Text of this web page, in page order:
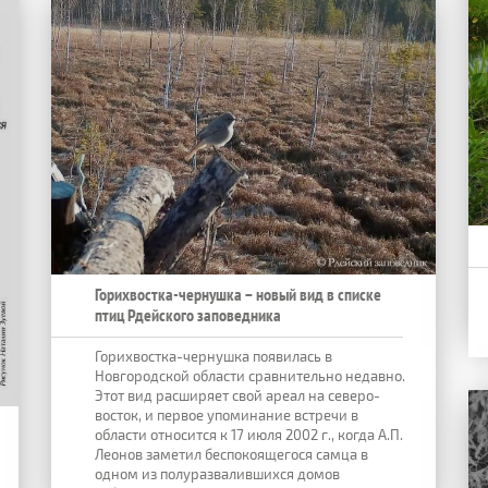
Горихвостка-чернушка – новый вид в списке
птиц Рдейского заповедника
Горихвостка-чернушка появилась в
Новгородской области сравнительно недавно.
Этот вид расширяет свой ареал на северо-
восток, и первое упоминание встречи в
области относится к 17 июля 2002 г., когда А.П.
Леонов заметил беспокоящегося самца в
одном из полуразвалившихся домов